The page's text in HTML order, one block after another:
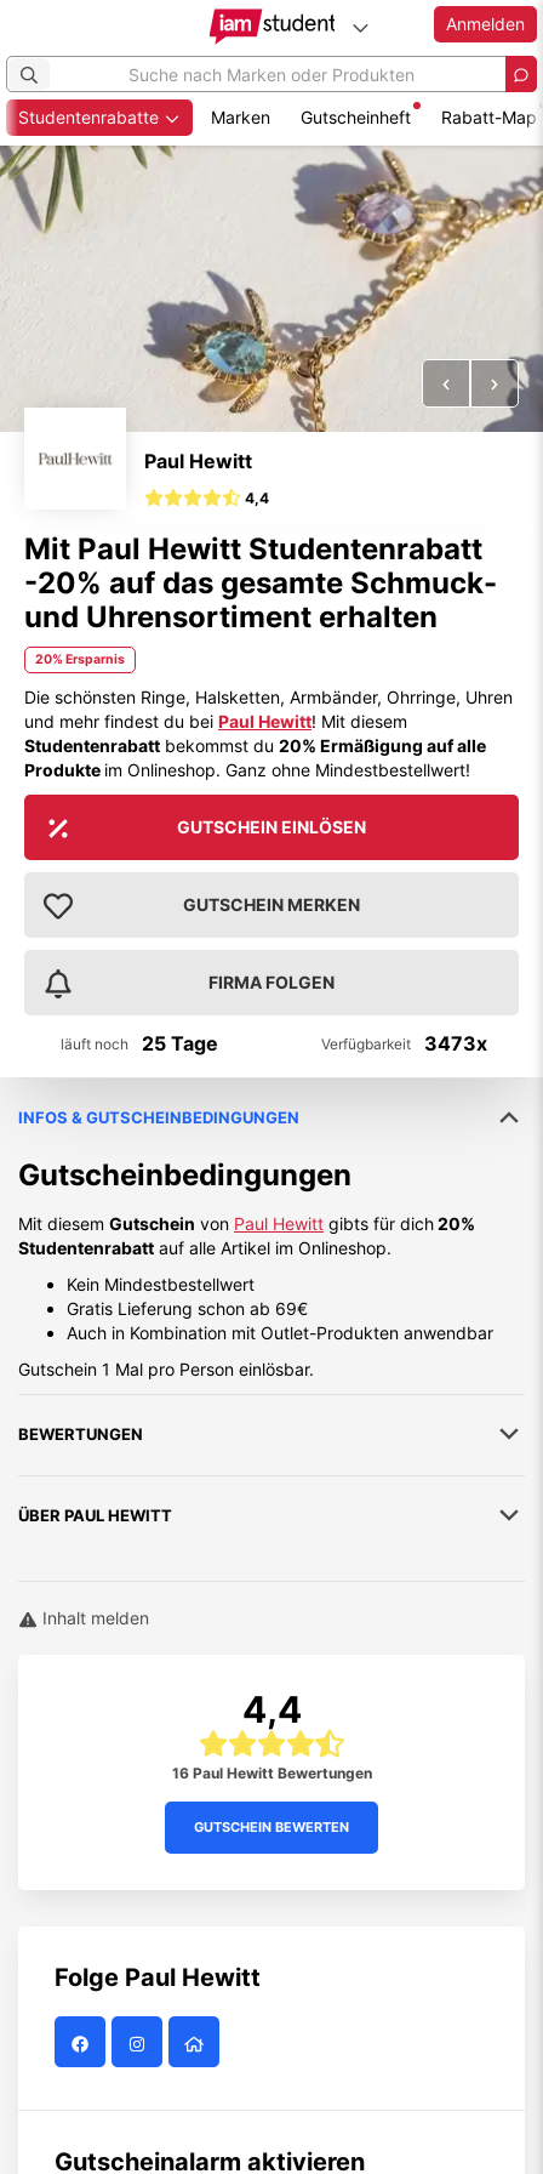
Zum
Hauptinhalt
springen
Anmelden
Studentenrabatte Marken Gutscheinheft Rabatt-Map
Vorheriges
Paul Hewitt
4,4
Mit Paul Hewitt Studentenrabatt
-20% auf das gesamte Schmuck-
und Uhrensortiment erhalten
20% Ersparnis
Die schönsten Ringe, Halsketten, Armbänder, Ohrringe, Uhren
und mehr findest du bei Paul Hewitt! Mit diesem
Studentenrabatt bekommst du 20% Ermäßigung auf alle
Produkte im Onlineshop. Ganz ohne Mindestbestellwert!
GUTSCHEIN EINLÖSEN
GUTSCHEIN MERKEN
FIRMA FOLGEN
läuft noch 25 Tage Verfügbarkeit 3473x
INFOS & GUTSCHEINBEDINGUNGEN
Gutscheinbedingungen
Mit diesem Gutschein von Paul Hewitt gibts für dich20%
Studentenrabatt auf alle Artikel im Onlineshop.
Kein Mindestbestellwert
Gratis Lieferung schon ab 69€
Auch in Kombination mit Outlet-Produkten anwendbar
Gutschein 1 Mal pro Person einlösbar.
BEWERTUNGEN
ÜBER PAUL HEWITT
Inhalt melden
4,4
16 Paul Hewitt Bewertungen
GUTSCHEIN BEWERTEN
Folge Paul Hewitt
Gutscheinalarm aktivieren